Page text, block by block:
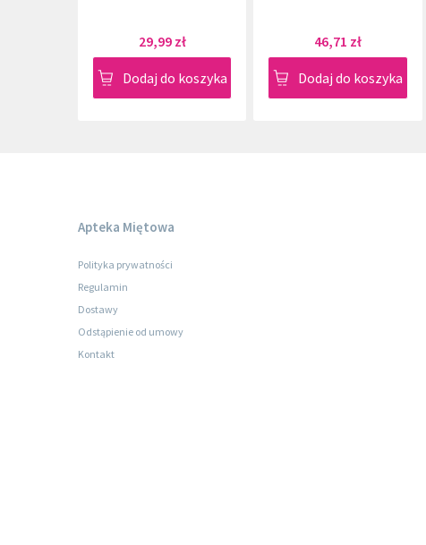
29,99 zł
Dodaj do koszyka
46,71 zł
Dodaj do koszyka
Apteka Miętowa
Polityka prywatności
Regulamin
Dostawy
Odstąpienie od umowy
Kontakt